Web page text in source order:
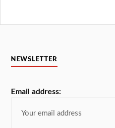
NEWSLETTER
Email address: